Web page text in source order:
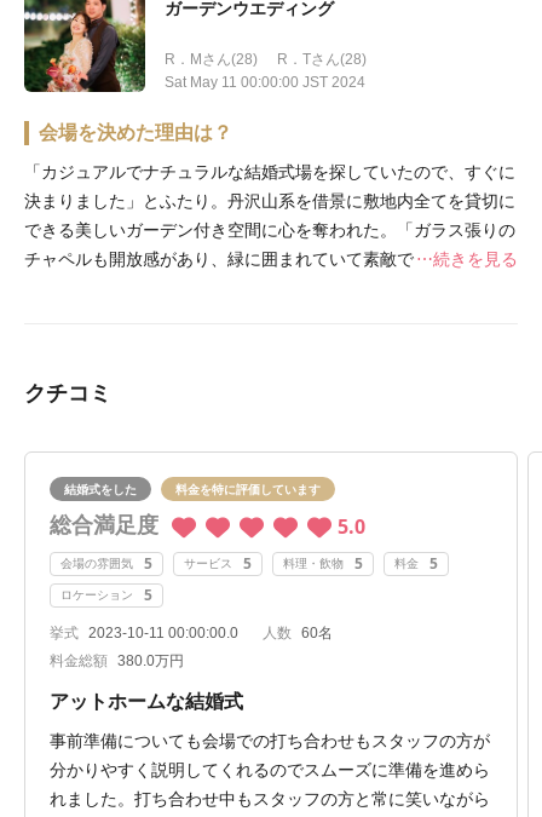
ガーデンウエディング
R．Mさん(28)
R．Tさん(28)
Sat May 11 00:00:00 JST 2024
会場を決めた理由は？
「カジュアルでナチュラルな結婚式場を探していたので、すぐに
決まりました」とふたり。丹沢山系を借景に敷地内全てを貸切に
できる美しいガーデン付き空間に心を奪われた。「ガラス張りの
チャペルも開放感があり、緑に囲まれていて素敵でした。東京都
続きを見る
クチコミ
結婚式をした 料金を特に評価しています
総合満足度 5.0
会場の雰囲気 5 サービス 5 料理・飲物 5 料金 5
ロケーション 5
挙式 2023-10-11 00:00:00.0 人数
60名
料金総額 380.0万円
アットホームな結婚式
事前準備についても会場での打ち合わせもスタッフの方が
分かりやすく説明してくれるのでスムーズに準備を進めら
れました。打ち合わせ中もスタッフの方と常に笑いながら